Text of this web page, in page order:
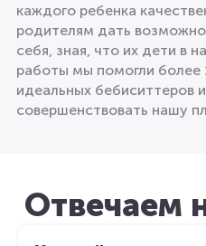
каждого ребенка
родителям дать
себя, зная, что их дети в
работы мы помогли более
идеальных бебиситтеров
совершенствовать нашу
Отвечаем